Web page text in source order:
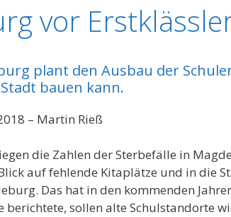
vor
plant den Ausbau der
bauen kann.
– Martin Rieß
die Zahlen der Sterbefälle in
auf fehlende Kitaplätze und in die
Das hat in den kommenden
berichtete, sollen alte Schulstandorte